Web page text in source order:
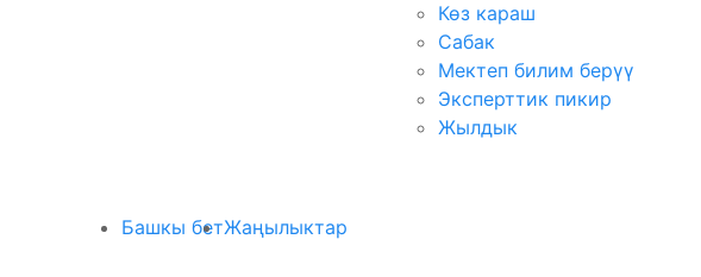
Көз караш
Сабак
Мектеп билим берүү
Эксперттик пикир
Жылдык
Башкы бетЖаңылыктар